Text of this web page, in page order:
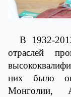
В 1932-2012
отраслей
них было
Монголии,